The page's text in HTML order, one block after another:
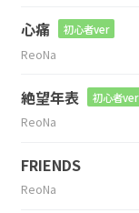
心痛 初心者ver
ReoNa
絶望年表 初心者ver
ReoNa
FRIENDS
ReoNa